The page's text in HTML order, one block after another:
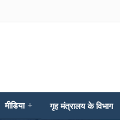
मीडिया + गृह मंत्रालय के विभाग